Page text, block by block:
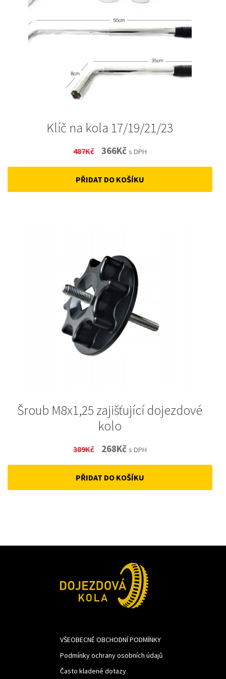
Klíč na kola 17/19/21/23
487Kč
Original
price
was:
366KčCurrent
price
is:
s DPH
PŘIDAT DO KOŠÍKU
Šroub M8x1,25 zajišťující dojezdové
kolo
389Kč
Original
price
was:
268KčCurrent
price
is:
s DPH
PŘIDAT DO KOŠÍKU
VŠEOBECNÉ OBCHODNÍ PODMÍNKY
Podmínky ochrany osobních údajů
Často kladené dotazy